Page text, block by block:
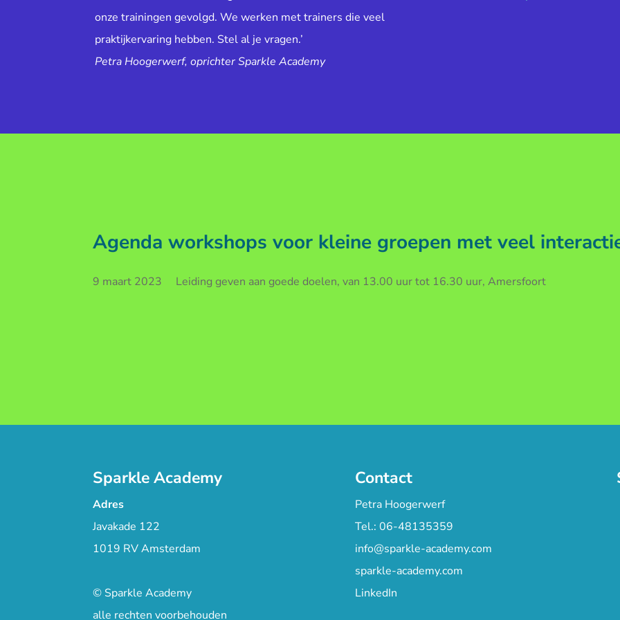
onze trainingen gevolgd. We werken met trainers die veel
praktijkervaring hebben. Stel al je vragen.’
Petra Hoogerwerf, oprichter Sparkle Academy
Agenda workshops voor kleine groepen met veel
9 maart 2023 Leiding geven aan goede doelen, van 13.00 uur tot 16.30 uur, Amersfoort
Sparkle Academy
Adres
Javakade 122
1019 RV Amsterdam
© Sparkle Academy
alle rechten voorbehouden
Contact
Petra Hoogerwerf
Tel.: 06-48135359
info@sparkle-academy.com
sparkle-academy.com
LinkedIn